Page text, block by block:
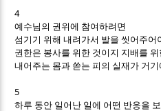
4
예수님의 권위에 참여하려면
섬기기 위해 내려가서 발을 씻어주어
권한은 봉사를 위한 것이지 지배를
내어주는 몸과 쏟는 피의 실재가 거
5
하루 동안 일어난 일에 어떤 반응을